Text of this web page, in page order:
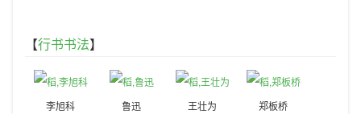
【行书书法】
李旭科 鲁迅 王壮为 郑板桥